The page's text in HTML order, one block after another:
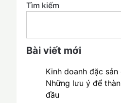
Tìm kiếm
Bài viết mới
Kinh doanh đặc
Những lưu ý để
đầu